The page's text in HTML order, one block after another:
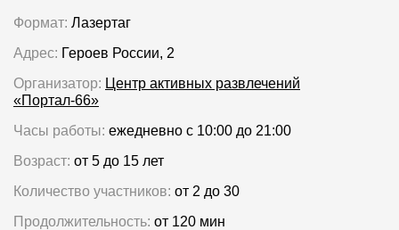
Формат: Лазертаг
Адрес: Героев России, 2
Организатор: Центр активных развлечений
«Портал-66»
Часы работы: ежедневно с 10:00 до 21:00
Возраст: от 5 до 15 лет
Количество участников: от 2 до 30
Продолжительность: от 120 мин